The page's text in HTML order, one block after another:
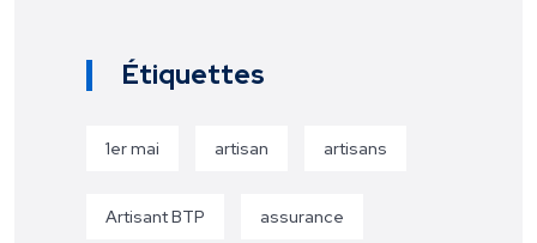
Étiquettes
1er mai artisan artisans
Artisant BTP assurance